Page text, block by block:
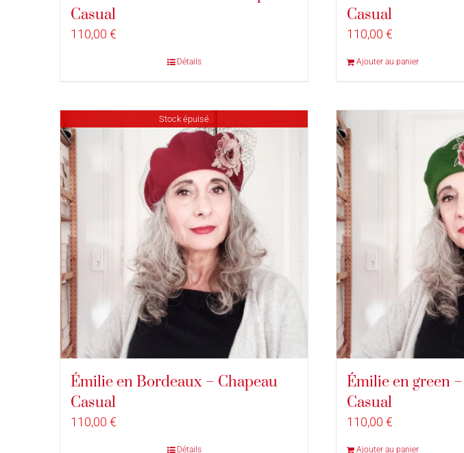
Casual
110,00 €
Détails
Casual
110,00€
Ajouter au panier
Stock épuisé
Émilie en Bordeaux – Chapeau
Casual
110,00 €
Détails
Émilie en green
Casual
110,00€
Ajouter au panier